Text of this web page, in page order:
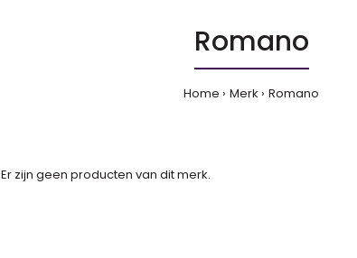
Romano
Home Merk Romano
Er zijn geen producten van dit merk.